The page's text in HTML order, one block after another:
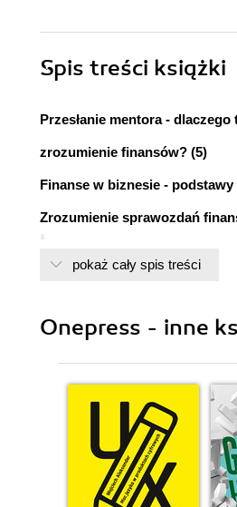
Spis treści książki
Przesłanie mentora - dlaczego
zrozumienie finansów? (5)
Finanse w biznesie - podstawy
Zrozumienie sprawozdań
Rachunek zysków i strat (14)
(20)
Wskaźniki rentowności (27)
Wskaźniki operacyjności
Wskaźniki płynności (30)
Wskaźniki wspomagania
pokaż cały spis treści
Onepress - inne